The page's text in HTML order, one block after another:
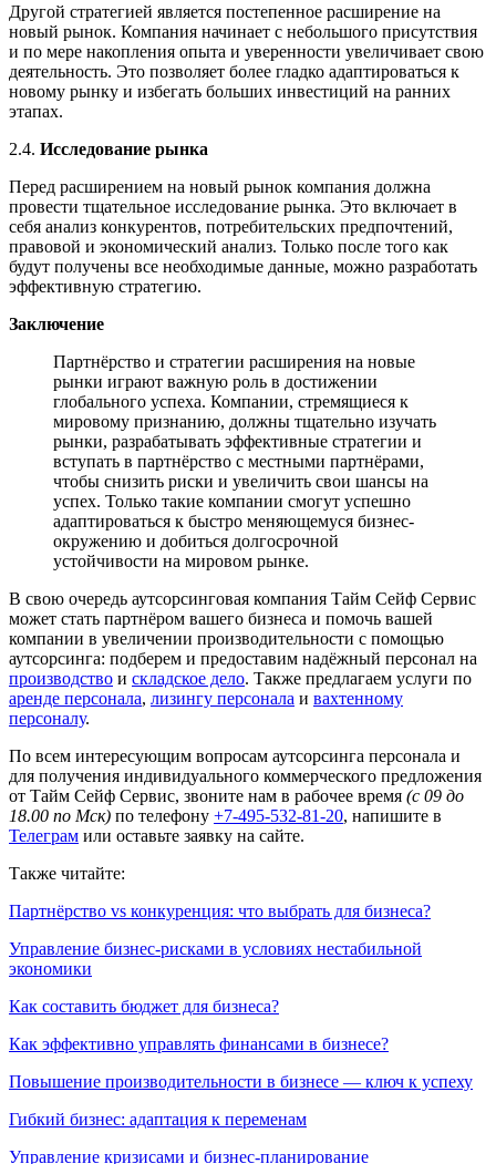
Другой стратегией является постепенное расширение на
новый рынок. Компания начинает с небольшого присутствия
и по мере накопления опыта и уверенности увеличивает свою
деятельность. Это позволяет более гладко адаптироваться к
новому рынку и избегать больших инвестиций на ранних
этапах.
2.4. Исследование рынка
Перед расширением на новый рынок компания должна
провести тщательное исследование рынка. Это включает в
себя анализ конкурентов, потребительских предпочтений,
правовой и экономический анализ. Только после того как
будут получены все необходимые данные, можно разработать
эффективную стратегию.
Заключение
Партнёрство и стратегии расширения на новые
рынки играют важную роль в достижении
глобального успеха. Компании, стремящиеся к
мировому признанию, должны тщательно изучать
рынки, разрабатывать эффективные стратегии и
вступать в партнёрство с местными партнёрами,
чтобы снизить риски и увеличить свои шансы на
успех. Только такие компании смогут успешно
адаптироваться к быстро меняющемуся бизнес-
окружению и добиться долгосрочной
устойчивости на мировом рынке.
В свою очередь аутсорсинговая компания Тайм Сейф Сервис
может стать партнёром вашего бизнеса и помочь вашей
компании в увеличении производительности с помощью
аутсорсинга: подберем и предоставим надёжный персонал на
производство и складское дело. Также предлагаем услуги по
аренде персонала, лизингу персонала и вахтенному
персоналу.
По всем интересующим вопросам аутсорсинга персонала и
для получения индивидуального коммерческого предложения
от Тайм Сейф Сервис, звоните нам в рабочее время (с 09 до
18.00 по Мск) по телефону +7-495-532-81-20, напишите в
Телеграм или оставьте заявку на сайте.
Также читайте:
Партнёрство vs конкуренция: что выбрать для бизнеса?
Управление бизнес-рисками в условиях нестабильной
экономики
Как составить бюджет для бизнеса?
Как эффективно управлять финансами в бизнесе?
Повышение производительности в бизнесе — ключ к успеху
Гибкий бизнес: адаптация к переменам
Управление кризисами и бизнес-планирование